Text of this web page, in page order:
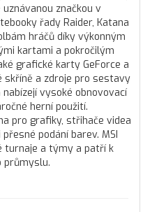
značkou v
řady Raider, Katana
hráčů díky výkonným
kartami a pokročilým
grafické karty GeForce a
skříně a zdroje pro sestavy
vysoké obnovovací
herní použití.
pro grafiky, střihače videa
podání barev. MSI
turnaje a týmy a patří k
průmyslu.